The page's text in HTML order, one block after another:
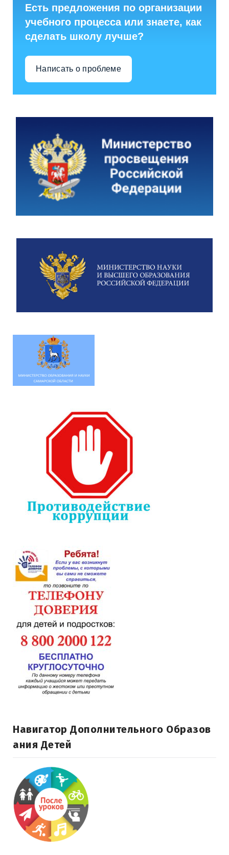
Есть предложения по организации
учебного процесса или знаете, как
сделать школу лучше?
Написать о проблеме
Навигатор Дополнительного Образов
Ания Детей